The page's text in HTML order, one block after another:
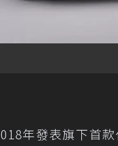
年發表旗下首